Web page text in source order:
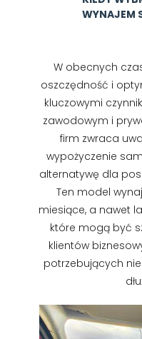
WYNAJEM
W obecnych
oszczędność i
kluczowymi
zawodowym i
firm zwraca
wypożyczenie
alternatywę dla
Ten model
miesiące, a nawet
które mogą być
klientów
potrzebujących